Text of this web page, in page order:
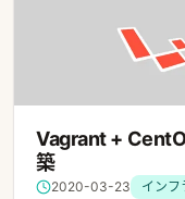
Vagrant +
築
2020-03-23 インフ